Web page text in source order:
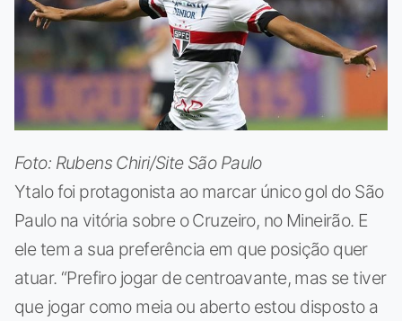
Foto: Rubens Chiri/Site São Paulo
Ytalo foi protagonista ao marcar único gol do São
Paulo na vitória sobre o Cruzeiro, no Mineirão. E
ele tem a sua preferência em que posição quer
atuar. “Prefiro jogar de centroavante, mas se tiver
que jogar como meia ou aberto estou disposto a